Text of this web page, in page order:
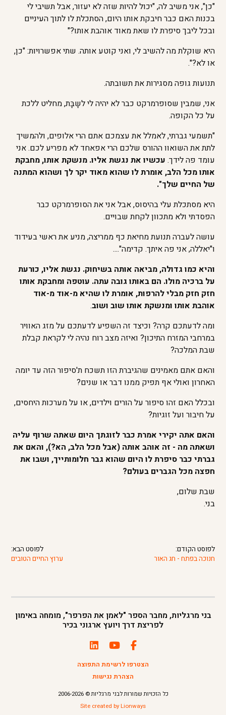
"כן", אני משיב לה, "יכול להיות שזה לא יעזור, אבל תשיבי לי
בכנות האם כבר חיבקת אותו היום, הסתכלת לו לתוך העיניים
ובכל ליבך סיפרת לו שאת מאוד אוהבת אותו?"
היא שוקלת מה להשיב לי, ואני קוטע אותה. שתי אפשרויות: "כן,
או לא?".
תנועות גופה מסגירות את תשובתה.
אני, שמבין שסופרמרקט כבר לא יהיה לי לשָבָּת, מחליט ללכת
על כל הקופה.
"תשמעי גברתי, לאמלל את עצמכם אתם הרי אלופים, ולהמשיך
לתת את השואוו ההורס שלכם הרי אפאחד לא מפריע לכם. אני
עומד פה לידך. עכשיו את נגשת אליו. מנשקת אותו, מחבקת
אותו מכל הלב, אומרת לו שהוא מאוד יקר לך ושהוא המתנה
של החיים שלך".
היא מסתכלת עלי בהיסוס, אבל אני את הסופרמרקט כבר
הפסדתי ולא מתכוון לקחת שבויים.
עושה לעברה תנועת מחיאת כף ממריצה, מניע את ראשי בעידוד
ו"יאללה, אני פה איתך. קדימה"....
והיא כמו גדולה, מביאה אותה בשיחוק. נגשת אליו, כורעת
על ברכיה מולו. הם באותו גובה עתה. עוטפה ומחבקת אותו
חזק חזק מבלי להרפות, אומרת לו שהיא מ-אוד מ-אוד
אוהבת אותו ומנשקת אותו שוב ושוב.
ומה לדעתכם קרה? וכיצד זה השפיע לדעתכם על מזג האוויר
במרחבי המזרח התיכון? ואיזה מצב רוח נהיה לי לקראת קבלת
שבת המלכה?
והאם אתם מאמינים שהגיברת הזו תשכח ת'סיפור הזה עד יומה
האחרון ואולי אף תפיק ממנו דבר או שנים?
ובכלל האם זהו סיפור על הורים וילדים, או על מערכות היחסים,
על חיבור ועל זוגיות?
והאם אתה יקירי אמרת כבר לזוגתך היום שאתה שרוף עליה
ושאתה מה - זה אוהב אותה (אבל מכל הלב, הא?), והאם את
גברתי כבר סיפרת לו היום שהוא גבר חלומותייך, ושבו את
חפצה מכל הגברים בעולם?
שבת שלום,
בני.
לפוסט הקודם:
חנוכה בפתח - חג האור
לפוסט הבא:
ערוץ החיים הטובים
בני מרגליות, מחבר הספר "לאמן את הפרפר", מומחה באימון
לפריצת דרך ויועץ ארגוני בכיר
הצטרפו לרשימת התפוצה
הצהרת נגישות
כל הזכויות שמורות לבני מרגליות © 2006-2026
Site created by Lionways